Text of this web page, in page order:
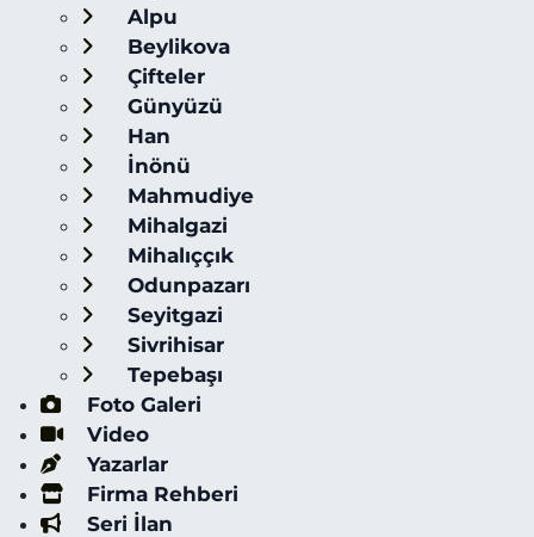
Alpu
Beylikova
Çifteler
Günyüzü
Han
İnönü
Mahmudiye
Mihalgazi
Mihalıççık
Odunpazarı
Seyitgazi
Sivrihisar
Tepebaşı
Foto Galeri
Video
Yazarlar
Firma Rehberi
Seri İlan